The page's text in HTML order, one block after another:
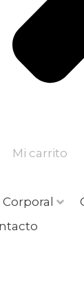
Mi carrito
Corporal